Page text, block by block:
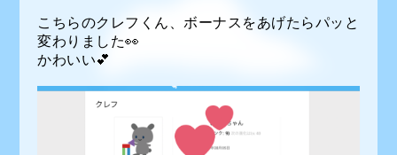
こちらのクレフくん、ボーナスをあげたらパッと
変わりました👀
かわいい💕